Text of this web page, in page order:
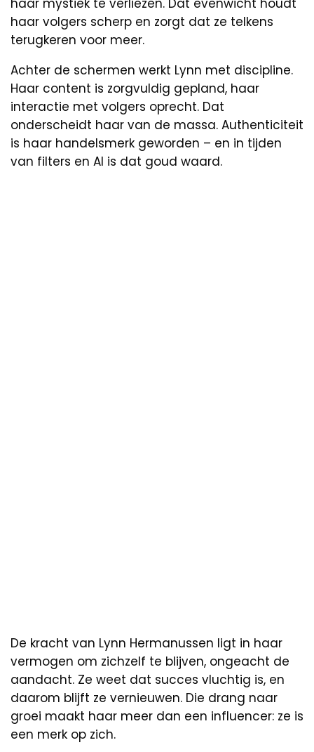
haar mystiek te verliezen. Dat evenwicht houdt
haar volgers scherp en zorgt dat ze telkens
terugkeren voor meer.
Achter de schermen werkt Lynn met discipline.
Haar content is zorgvuldig gepland, haar
interactie met volgers oprecht. Dat
onderscheidt haar van de massa. Authenticiteit
is haar handelsmerk geworden – en in tijden
van filters en AI is dat goud waard.
De kracht van Lynn Hermanussen ligt in haar
vermogen om zichzelf te blijven, ongeacht de
aandacht. Ze weet dat succes vluchtig is, en
daarom blijft ze vernieuwen. Die drang naar
groei maakt haar meer dan een influencer: ze is
een merk op zich.